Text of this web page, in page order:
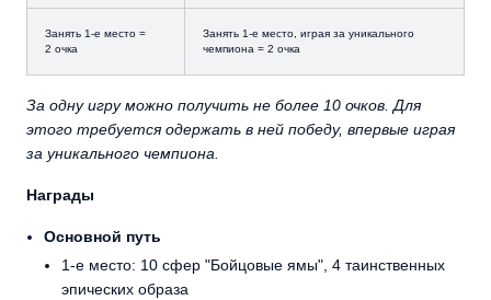
Занять 1-е место =
2 очка
Занять 1-е место, играя за уникального
чемпиона = 2 очка
За одну игру можно получить не более 10 очков. Для
этого требуется одержать в ней победу, впервые играя
за уникального чемпиона.
Награды
Основной путь
1-е место: 10 сфер "Бойцовые ямы", 4 таинственных
эпических образа